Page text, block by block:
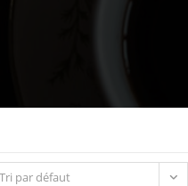
Tri par défaut